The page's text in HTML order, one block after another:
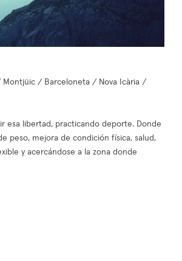
Montjüic / Barceloneta / Nova Icària /
esa libertad, practicando deporte. Donde
peso, mejora de condición física, salud,
y acercándose a la zona donde